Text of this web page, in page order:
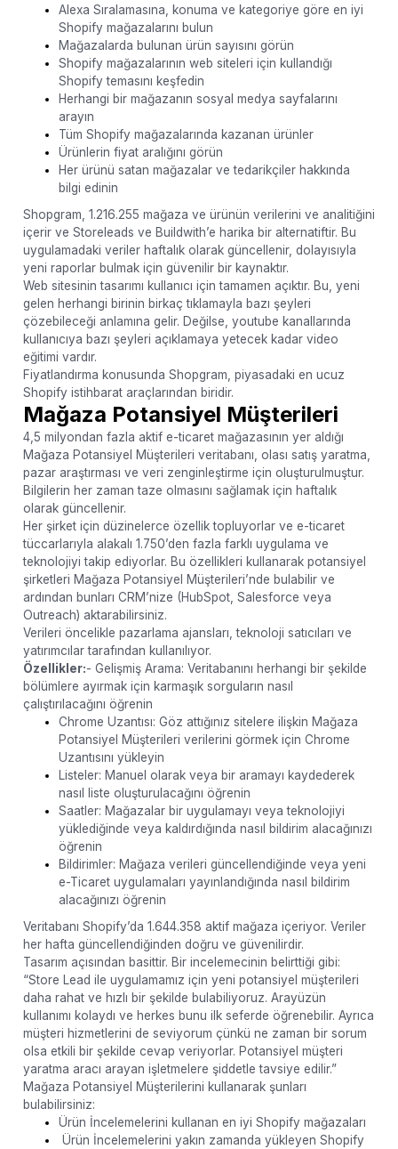
Alexa Sıralamasına, konuma ve kategoriye göre en iyi
Shopify mağazalarını bulun
Mağazalarda bulunan ürün sayısını görün
Shopify mağazalarının web siteleri için kullandığı
Shopify temasını keşfedin
Herhangi bir mağazanın sosyal medya sayfalarını
arayın
Tüm Shopify mağazalarında kazanan ürünler
Ürünlerin fiyat aralığını görün
Her ürünü satan mağazalar ve tedarikçiler hakkında
bilgi edinin
Shopgram, 1.216.255 mağaza ve ürünün verilerini ve analitiğini
içerir ve Storeleads ve Buildwith’e harika bir alternatiftir. Bu
uygulamadaki veriler haftalık olarak güncellenir, dolayısıyla
yeni raporlar bulmak için güvenilir bir kaynaktır.
Web sitesinin tasarımı kullanıcı için tamamen açıktır. Bu, yeni
gelen herhangi birinin birkaç tıklamayla bazı şeyleri
çözebileceği anlamına gelir. Değilse, youtube kanallarında
kullanıcıya bazı şeyleri açıklamaya yetecek kadar video
eğitimi vardır.
Fiyatlandırma konusunda Shopgram, piyasadaki en ucuz
Shopify istihbarat araçlarından biridir.
Mağaza Potansiyel Müşterileri
4,5 milyondan fazla aktif e-ticaret mağazasının yer aldığı
Mağaza Potansiyel Müşterileri veritabanı, olası satış yaratma,
pazar araştırması ve veri zenginleştirme için oluşturulmuştur.
Bilgilerin her zaman taze olmasını sağlamak için haftalık
olarak güncellenir.
Her şirket için düzinelerce özellik topluyorlar ve e-ticaret
tüccarlarıyla alakalı 1.750’den fazla farklı uygulama ve
teknolojiyi takip ediyorlar. Bu özellikleri kullanarak potansiyel
şirketleri Mağaza Potansiyel Müşterileri’nde bulabilir ve
ardından bunları CRM’nize (HubSpot, Salesforce veya
Outreach) aktarabilirsiniz.
Verileri öncelikle pazarlama ajansları, teknoloji satıcıları ve
yatırımcılar tarafından kullanılıyor.
Özellikler:- Gelişmiş Arama: Veritabanını herhangi bir şekilde
bölümlere ayırmak için karmaşık sorguların nasıl
çalıştırılacağını öğrenin
Chrome Uzantısı: Göz attığınız sitelere ilişkin Mağaza
Potansiyel Müşterileri verilerini görmek için Chrome
Uzantısını yükleyin
Listeler: Manuel olarak veya bir aramayı kaydederek
nasıl liste oluşturulacağını öğrenin
Saatler: Mağazalar bir uygulamayı veya teknolojiyi
yüklediğinde veya kaldırdığında nasıl bildirim alacağınızı
öğrenin
Bildirimler: Mağaza verileri güncellendiğinde veya yeni
e-Ticaret uygulamaları yayınlandığında nasıl bildirim
alacağınızı öğrenin
Veritabanı Shopify’da 1.644.358 aktif mağaza içeriyor. Veriler
her hafta güncellendiğinden doğru ve güvenilirdir.
Tasarım açısından basittir. Bir incelemecinin belirttiği gibi:
“Store Lead ile uygulamamız için yeni potansiyel müşterileri
daha rahat ve hızlı bir şekilde bulabiliyoruz. Arayüzün
kullanımı kolaydı ve herkes bunu ilk seferde öğrenebilir. Ayrıca
müşteri hizmetlerini de seviyorum çünkü ne zaman bir sorum
olsa etkili bir şekilde cevap veriyorlar. Potansiyel müşteri
yaratma aracı arayan işletmelere şiddetle tavsiye edilir.”
Mağaza Potansiyel Müşterilerini kullanarak şunları
bulabilirsiniz:
Ürün İncelemelerini kullanan en iyi Shopify mağazaları
Ürün İncelemelerini yakın zamanda yükleyen Shopify